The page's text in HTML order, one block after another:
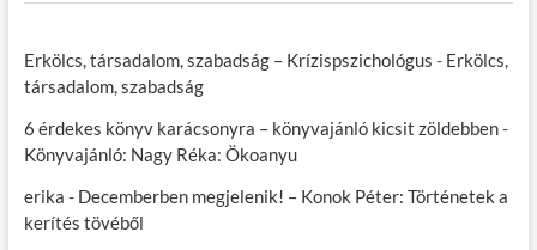
Erkölcs, társadalom, szabadság – Krízispszichológus - Erkölcs,
társadalom, szabadság
6 érdekes könyv karácsonyra – könyvajánló kicsit zöldebben-
Könyvajánló: Nagy Réka: Ökoanyu
erika - Decemberben megjelenik! – Konok Péter: Történetek a
kerítés tövéből